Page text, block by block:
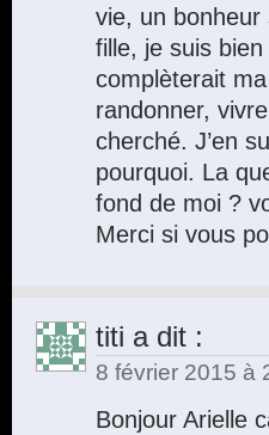
vie, un
fille, je suis
complèterait
randonner,
cherché. J’en
pourquoi. La
fond de moi ?
Merci si vous
titi a dit :
8 février 2015 à
Bonjour Arielle